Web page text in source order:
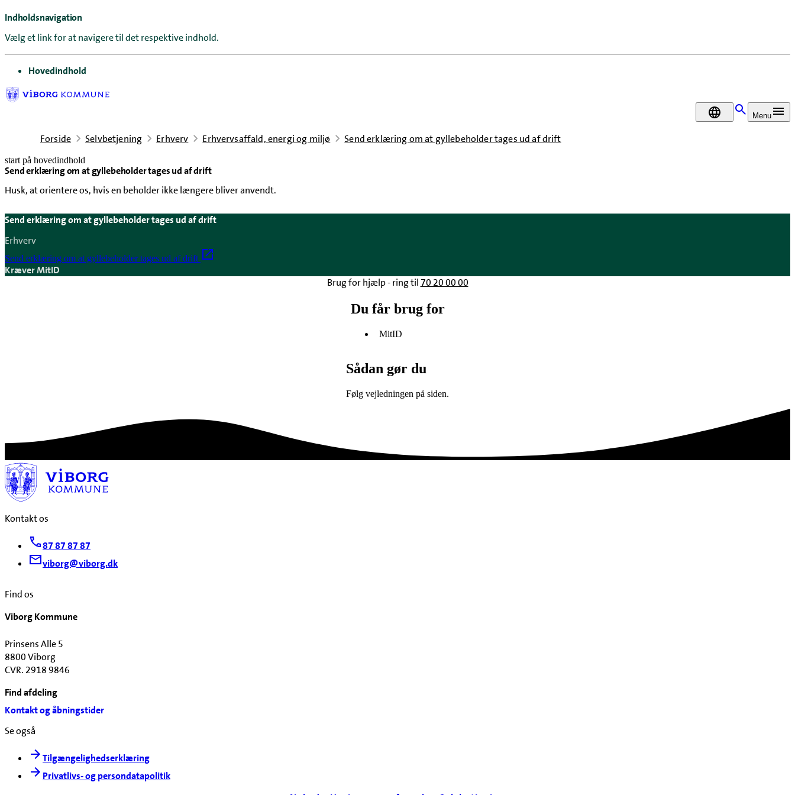
Indholdsnavigation
Vælg et link for at navigere til det respektive indhold.
gå til
Hovedindhold
DA Menu
Forside Selvbetjening Erhverv Erhvervsaffald, energi og miljø Send erklæring om at gyllebeholder tages ud af drift
start på hovedindhold
Send erklæring om at gyllebeholder tages ud af drift
Husk, at orientere os, hvis en beholder ikke længere bliver anvendt.
senest opdateret 26. juni 2026
Send erklæring om at gyllebeholder tages ud af drift
Erhverv
Send erklæring om at gyllebeholder tages ud af drift
Kræver MitID
Brug for hjælp - ring til70 20 00 00
Du får brug for
MitID
Sådan gør du
Følg vejledningen på siden.
Kontakt os
87 87 87 87
viborg@viborg.dk
Find os
Viborg Kommune
Prinsens Alle 5
8800 Viborg
CVR. 2918 9846
Find afdeling
Kontakt og åbningstider
Se også
Tilgængelighedserklæring
Privatlivs- og persondatapolitik